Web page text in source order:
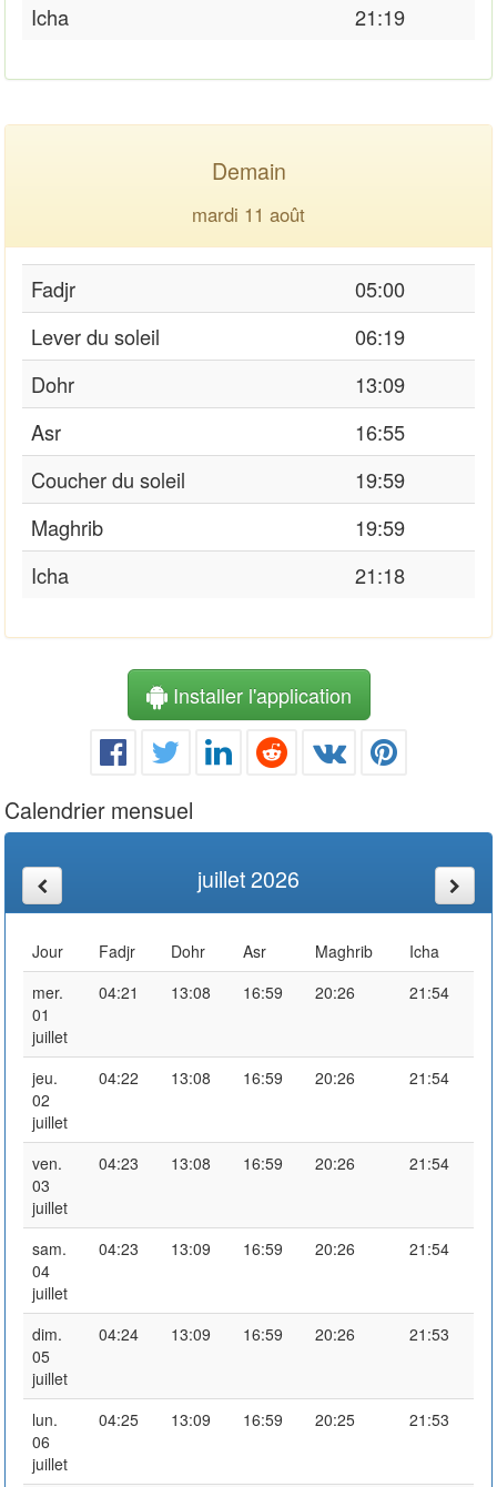
Icha
21:19
Demain
mardi 11 août
Fadjr
05:00
Lever du soleil
06:19
Dohr
13:09
Asr
16:55
Coucher du soleil
19:59
Maghrib
19:59
Icha
21:18
Installer l'application
Calendrier mensuel
juillet 2026
Jour Fadjr Dohr Asr Maghrib
Icha
mer.
01
juillet
04:21 13:08 16:59 20:26 21:54
jeu.
02
juillet
04:22 13:08 16:59 20:26 21:54
ven.
03
juillet
04:23 13:08 16:59 20:26 21:54
sam.
04
juillet
04:23 13:09 16:59 20:26 21:54
dim.
05
juillet
04:24 13:09 16:59 20:26 21:53
lun.
06
juillet
04:25 13:09 16:59 20:25 21:53